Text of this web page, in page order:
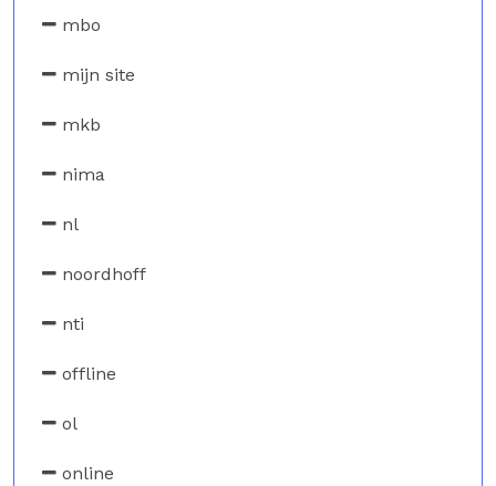
mbo
mijn site
mkb
nima
nl
noordhoff
nti
offline
ol
online